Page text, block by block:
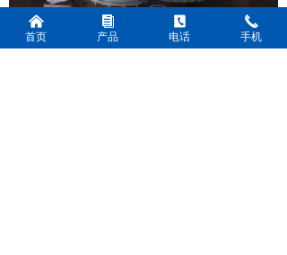
（4）胀管程序应妥善安排，不使在
胀接过程中管板发生变形，或已胀好胀口
낀
首页
뀴
产品
끐
电话
끅
手机